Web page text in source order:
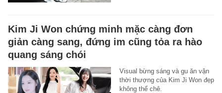
Kim Ji Won chứng minh mặc càng đơn
giản càng sang, đứng im cũng tỏa ra hào
quang sáng chói
Visual bừng sáng và gu ăn vận
thời thượng của Kim Ji Won đẹp
không thể chê.